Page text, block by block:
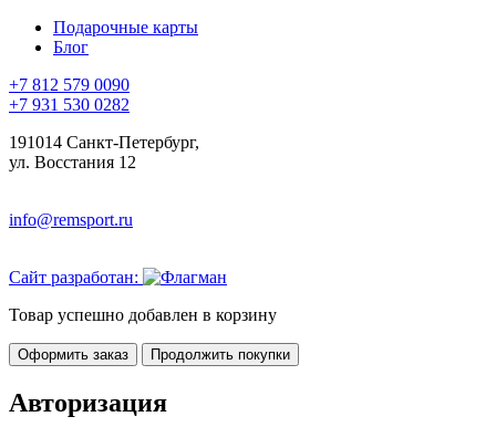
Подарочные карты
Блог
+7 812 579 0090
+7 931 530 0282
191014 Санкт-Петербург,
ул. Восстания 12
info@remsport.ru
Сайт разработан:
Товар успешно добавлен в корзину
Оформить заказ Продолжить покупки
Авторизация